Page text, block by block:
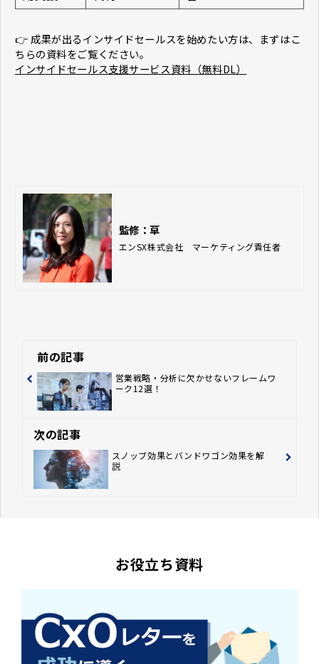
👉 成果が出るインサイドセールスを始めたい方は、まずはこ
ちらの資料をご覧ください。
インサイドセールス支援サービス資料（無料DL）
監修：草
エンSX株式会社　マーケティング責任者
前の記事
営業戦略・分析に欠かせないフレームワ
ーク12選！
次の記事
スノッブ効果とバンドワゴン効果を解
説
お役立ち資料